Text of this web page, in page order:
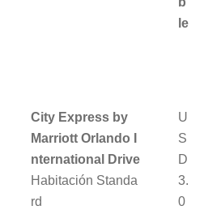
le
City Express by
Marriott Orlando I
nternational Drive
Habitación Standa
rd
U
S
D
3.
0